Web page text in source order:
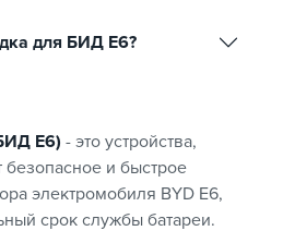
для БИД Е6?
Е6) - это устройства,
и быстрое
электромобиля BYD E6,
срок службы батареи.